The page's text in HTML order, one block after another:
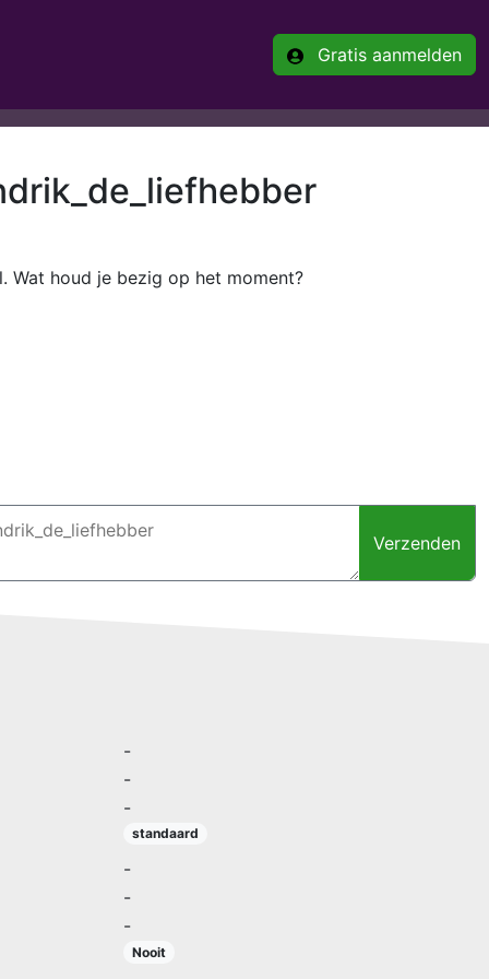
Gratis aanmelden
Wat houd je bezig op het moment?
Verzenden
-
-
-
standaard
-
-
-
Nooit